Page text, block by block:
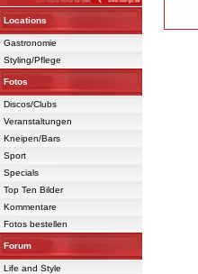
Locations
Gastronomie
Styling/Pflege
Fotos
Discos/Clubs
Veranstaltungen
Kneipen/Bars
Sport
Specials
Top Ten Bilder
Kommentare
Fotos bestellen
Forum
Life and Style